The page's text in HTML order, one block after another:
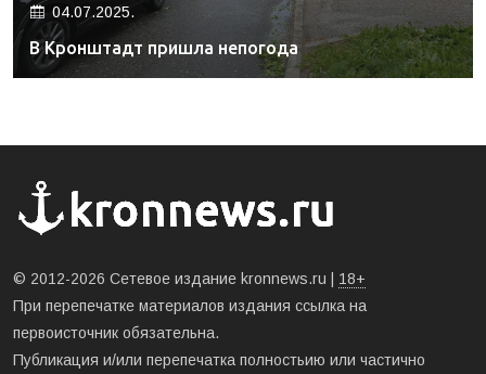
04.07.2025.
В Кронштадт пришла непогода
© 2012-2026 Сетевое издание kronnews.ru | 18+
При перепечатке материалов издания ссылка на
первоисточник обязательна.
Публикация и/или перепечатка полностьию или частично